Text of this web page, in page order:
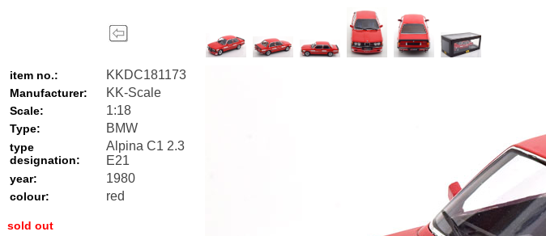
item no.: KKDC181173
Manufacturer: KK-Scale
Scale: 1:18
Type: BMW
type
designation:
Alpina C1 2.3
E21
year: 1980
colour: red
sold out